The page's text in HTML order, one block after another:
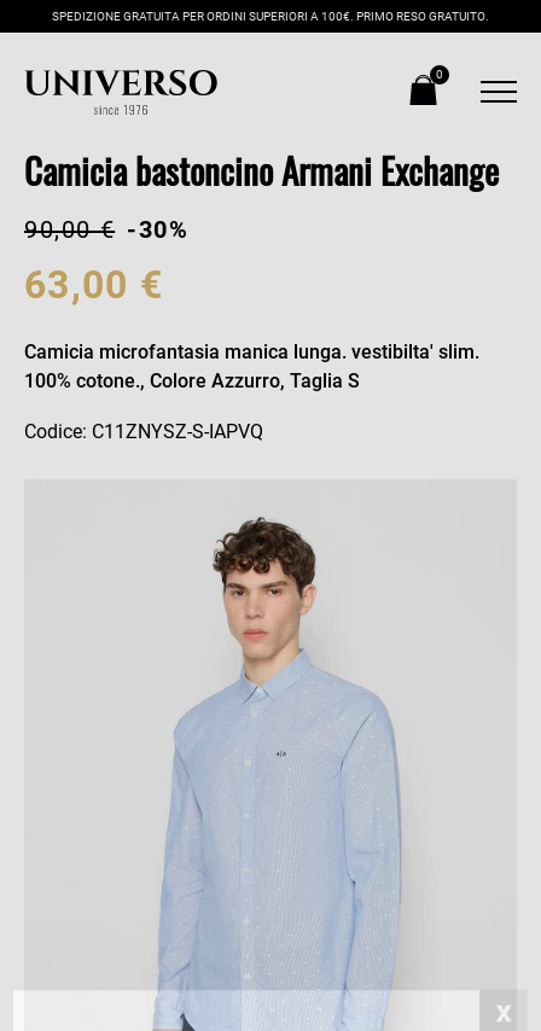
SPEDIZIONE GRATUITA PER ORDINI SUPERIORI A 100€. PRIMO RESO GRATUITO.
0
Camicia bastoncino Armani Exchange
90,00 € -30%
63,00 €
Camicia microfantasia manica lunga. vestibilta' slim.
100% cotone., Colore Azzurro, Taglia S
Codice: C11ZNYSZ-S-IAPVQ